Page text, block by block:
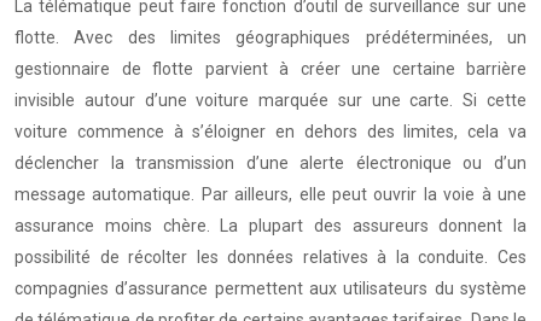
La télématique peut faire fonction d’outil de surveillance sur une
flotte. Avec des limites géographiques prédéterminées, un
gestionnaire de flotte parvient à créer une certaine barrière
invisible autour d’une voiture marquée sur une carte. Si cette
voiture commence à s’éloigner en dehors des limites, cela va
déclencher la transmission d’une alerte électronique ou d’un
message automatique. Par ailleurs, elle peut ouvrir la voie à une
assurance moins chère. La plupart des assureurs donnent la
possibilité de récolter les données relatives à la conduite. Ces
compagnies d’assurance permettent aux utilisateurs du système